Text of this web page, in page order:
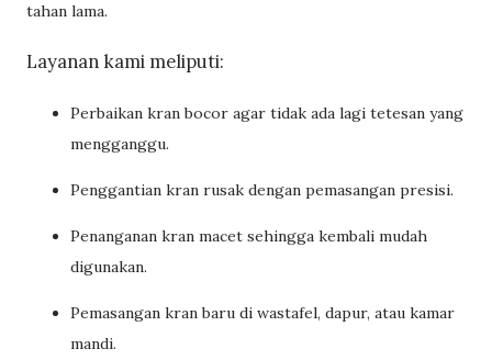
tahan lama.
Layanan kami meliputi:
Perbaikan kran bocor agar tidak ada lagi tetesan yang
mengganggu.
Penggantian kran rusak dengan pemasangan presisi.
Penanganan kran macet sehingga kembali mudah
digunakan.
Pemasangan kran baru di wastafel, dapur, atau kamar
mandi.